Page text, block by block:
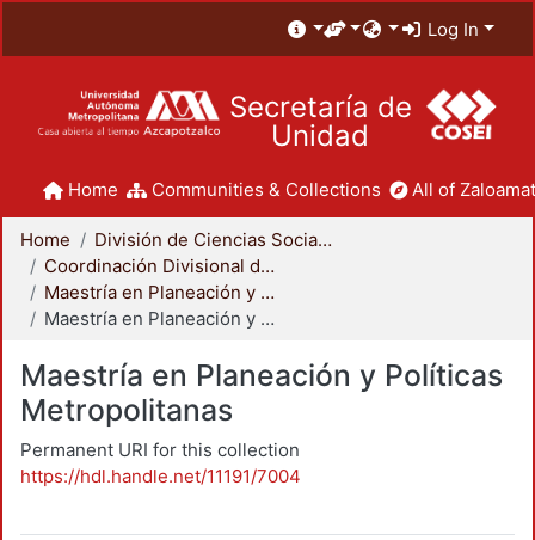
Log In
Secretaría de
Unidad
Home Communities & Collections All of
Home
División de Ciencias Sociales y Humanidades
Coordinación Divisional de Posgrado
Maestría en Planeación y Políticas Metropolitanas
Maestría en Planeación y Políticas Metropolitanas
Maestría en Planeación y Políticas
Metropolitanas
Permanent URI for this collection
https://hdl.handle.net/11191/7004